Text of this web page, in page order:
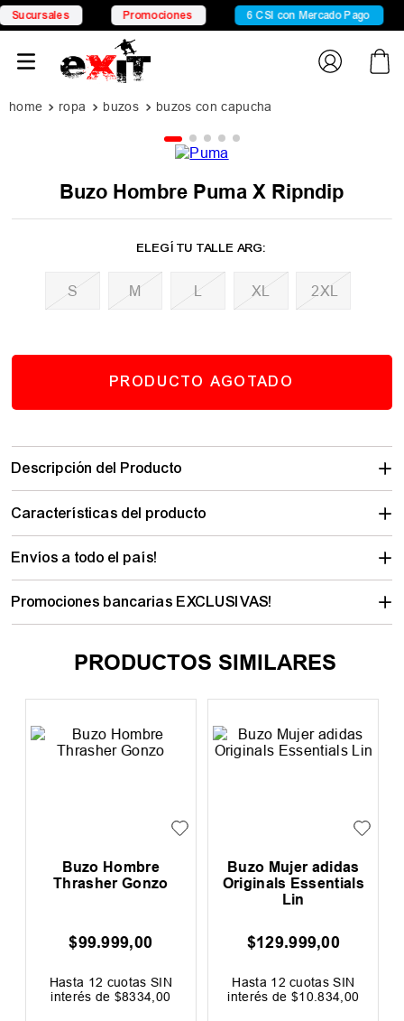
Promociones 6 CSI con Mercado Pago
ropa buzos buzos con capucha
Buzo Hombre Puma X Ripndip
M L XL 2XL
PRODUCTO AGOTADO
Descripción del Producto
Características del producto
Envíos a todo el país!
Promociones bancarias EXCLUSIVAS!
PRODUCTOS SIMILARES
Buzo Hombre
Thrasher Gonzo
$99.999,00
Hasta 12 cuotas SIN
interés de $8334 00
Buzo Mujer adidas
Originals Essentials
Lin
$129.999,00
Hasta 12 cuotas SIN
interés de $10 .834 00